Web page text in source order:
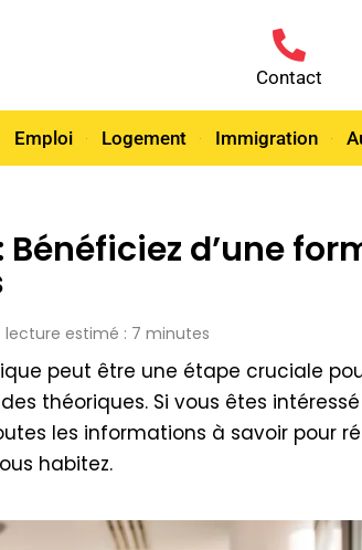
Contact
Emploi Logement Immigration
d’une
lecture estimé : 7 minutes
peut être une étape cruciale
théoriques. Si vous êtes
les informations à savoir pour
habitez.